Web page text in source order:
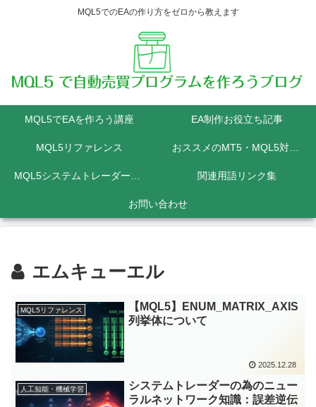
MQL5でのEAの作り方をゼロから教えます
MQL5でEAを作ろう講座 EA制作お役立ち記事
MQL5リファレンス おススメのMT5・MQL5対応FX業者
MQL5システムトレーダーの為のPython講座 関連用語リンク集
お問い合わせ
エムキューエル
MQL5リファレンス
【MQL5】ENUM_MATRIX_AXIS
列挙体について
2025.12.28
人工知能・機械学習
システムトレーダーの為のニュー
ラルネットワーク知識：誤差逆伝